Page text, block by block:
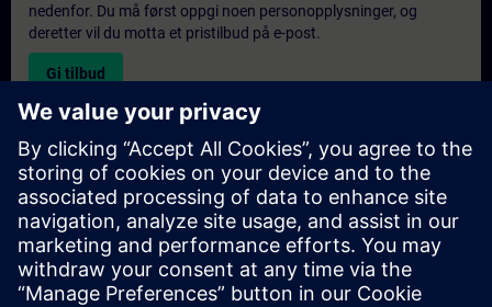
nedenfor. Du må først oppgi noen personopplysninger, og
deretter vil du motta et pristilbud på e-post.
Gi tilbud
Forespørsel om eksklusiv opplæring
Fyll ut skjemaet nedenfor hvis du ønsker et tilbud på et
eksklusivt kurs, enten på stedet, virtuelt eller på vårt SITRAIN-
kurssenter. Denne typen forespørsel passer for større grupper (6
personer eller flere). Etter at du har oppgitt kontaktinformasjon
og kursbehov, vil du motta et tilbud fra oss.